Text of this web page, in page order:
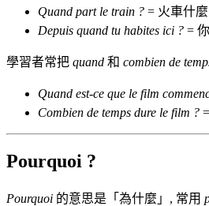
Quand part le train ? = 火車什
Depuis quand tu habites ici ? =
學習者常把 quand 和 combien de
Quand est-ce que le film
Combien de temps dure le film ?
Pourquoi ?
Pourquoi 的意思是「為什麼」, 常用